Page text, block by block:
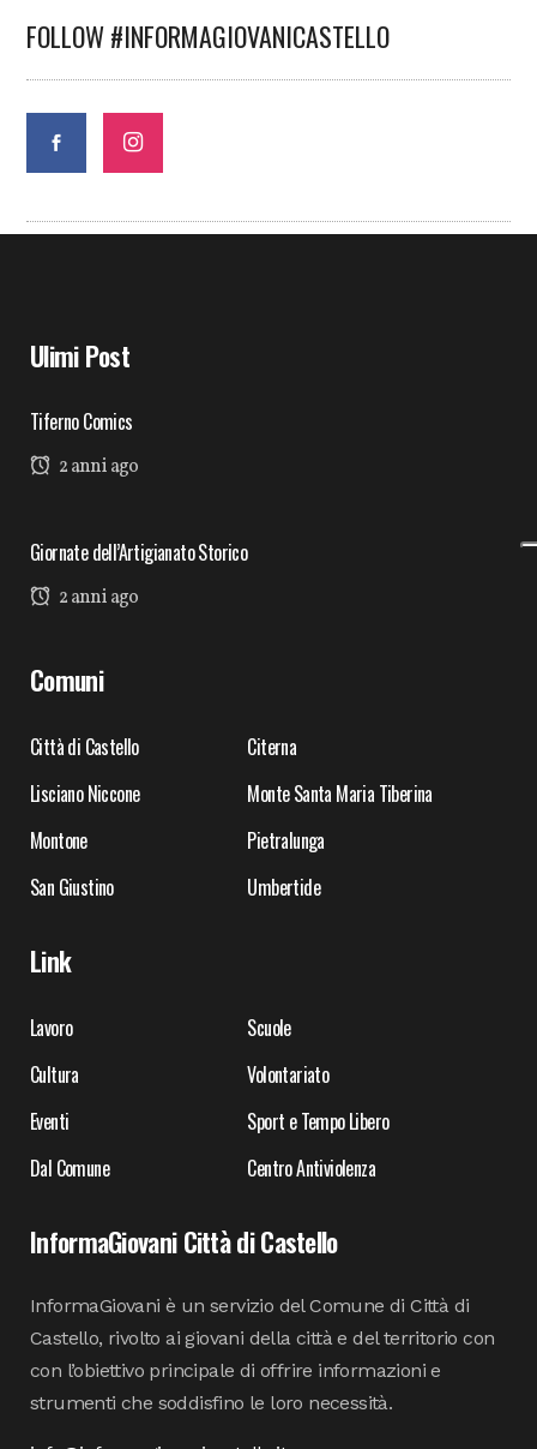
FOLLOW #INFORMAGIOVANICASTELLO
Ulimi Post
Tiferno Comics
2 anni ago
Giornate dell’Artigianato Storico
2 anni ago
Comuni
Città di Castello
Citerna
Lisciano Niccone
Monte Santa Maria Tiberina
Montone
Pietralunga
San Giustino
Umbertide
Link
Lavoro
Scuole
Cultura
Volontariato
Eventi
Sport e Tempo Libero
Dal Comune
Centro Antiviolenza
InformaGiovani Città di Castello
InformaGiovani è un servizio del Comune di Città di
Castello, rivolto ai giovani della città e del territorio con
con l’obiettivo principale di offrire informazioni e
strumenti che soddisfino le loro necessità.